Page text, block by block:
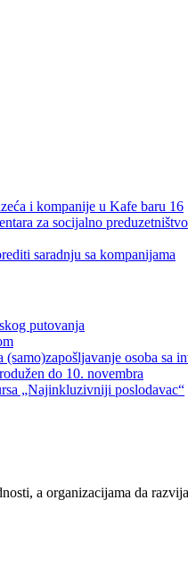
i kompanije u Kafe baru 16
za socijalno preduzetništvo
saradnju sa kompanijama
putovanja
osoba sa
do 10. novembra
„Najinkluzivniji poslodavac“
a organizacijama da